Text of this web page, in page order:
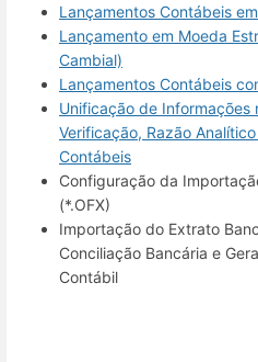
Lançamentos Contábeis
Lançamento em Moeda
Cambial)
Lançamentos Contábeis
Unificação de Informações
Verificação, Razão
Contábeis
Configuração da
(*.OFX)
Importação do Extrato
Conciliação Bancária e
Contábil